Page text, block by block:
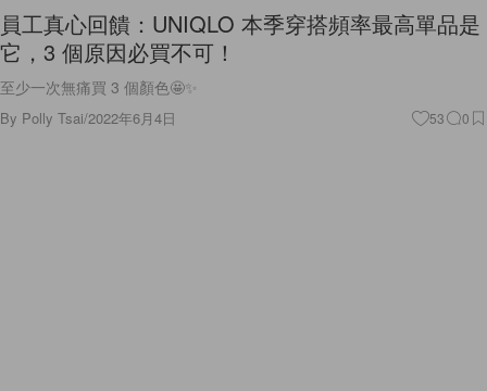
員工真心回饋：UNIQLO 本季穿搭頻率最高單品是
它，3 個原因必買不可！
至少一次無痛買 3 個顏色🤩✨
By Polly Tsai/2022年6月4日 53 0